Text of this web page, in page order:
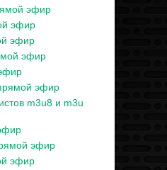
эфир
эфир
эфир
эфир
эфир
m3u8 и m3u
эфир
эфир